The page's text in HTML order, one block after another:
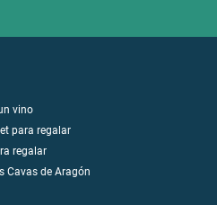
vino
para regalar
regalar
Cavas de Aragón